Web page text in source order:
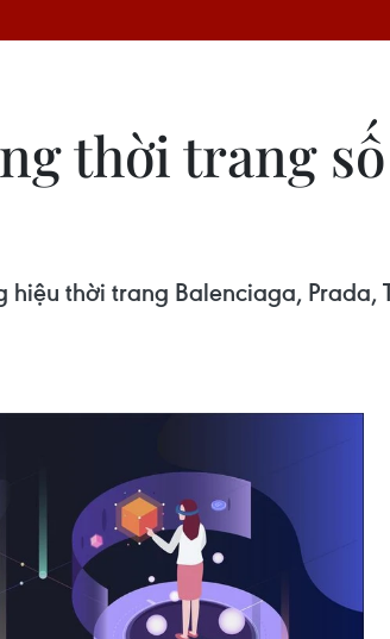
thời trang
thời trang Balenciaga, Prada,